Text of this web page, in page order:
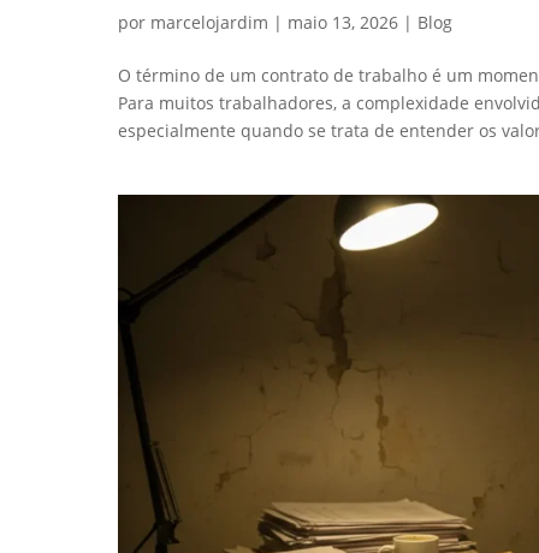
por marcelojardim | maio 13, 2026 | Blog
O término de um contrato de trabalho é um
Para muitos trabalhadores, a complexidade
especialmente quando se trata de entender os